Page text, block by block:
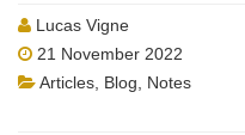
Lucas Vigne
21 November 2022
Articles Blog
Notes